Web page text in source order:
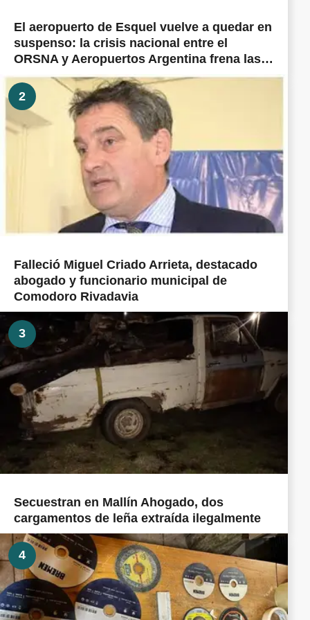
El aeropuerto de Esquel vuelve a quedar en
suspenso: la crisis nacional entre el
ORSNA y Aeropuertos Argentina frena las
obras prometidas en todo el país
2
Falleció Miguel Criado Arrieta, destacado
abogado y funcionario municipal de
Comodoro Rivadavia
3
Secuestran en Mallín Ahogado, dos
cargamentos de leña extraída ilegalmente
4